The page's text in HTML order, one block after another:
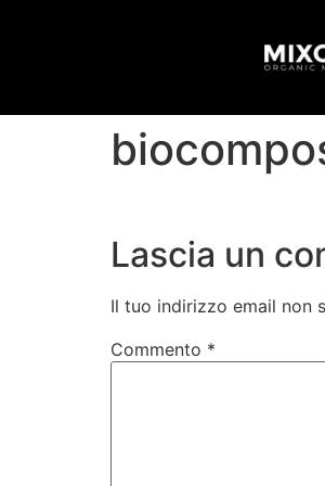
Lascia un
Il tuo indirizzo email non
Commento *